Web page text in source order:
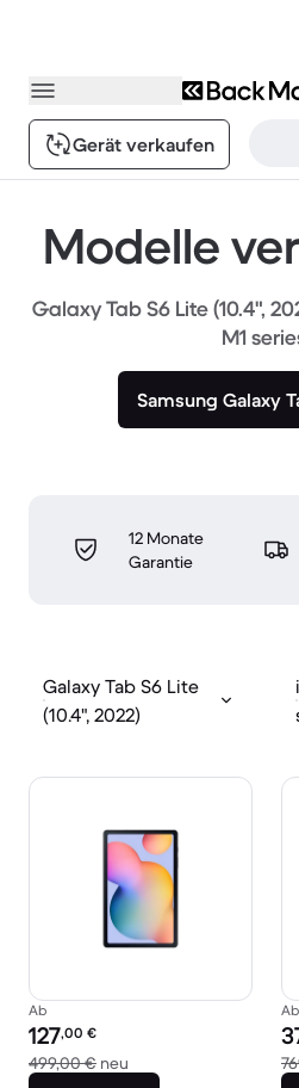
Gerät verkaufen
Modelle
Galaxy Tab S6 Lite (10.4",
M1
Samsung Galaxy
12 Monate
Garantie
Galaxy Tab S6 Lite
(10.4", 2022)
Ab
Preis des erneuerten Produkts:
127,00 €
499,00 € neu Im Vergleich zum
Ab